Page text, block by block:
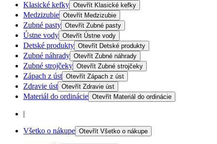
Klasické kefky Otevřít Klasické kefky
Medzizubie Otevřít Medzizubie
Zubné pasty Otevřít Zubné pasty
Ústne vody Otevřít Ústne vody
Detské produkty Otevřít Detské produkty
Zubné náhrady Otevřít Zubné náhrady
Zubné strojčeky Otevřít Zubné strojčeky
Zápach z úst Otevřít Zápach z úst
Zdravie úst Otevřít Zdravie úst
Materiál do ordinácie Otevřít Materiál do ordinácie
|
Všetko o nákupe Otevřít Všetko o nákupe